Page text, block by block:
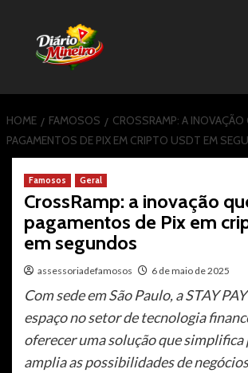
content
HOME FAMOSOS
CROSSRAMP: A
PAGAMENTOS DE PIX EM CRIPTO USDT EM
Famosos Geral
CrossRamp: a inovação
pagamentos de Pix em
em segundos
assessoriadefamosos 6 de maio de 2025
Com sede em São Paulo, a STAY
espaço no setor de tecnologia
oferecer uma solução que simplifica
amplia as possibilidades de